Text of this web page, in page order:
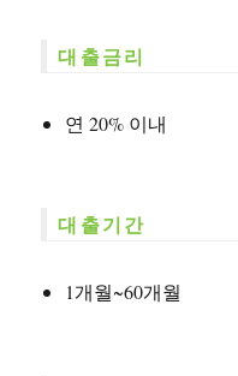
대출금리
연 20% 이내
대출기간
1개월~60개월